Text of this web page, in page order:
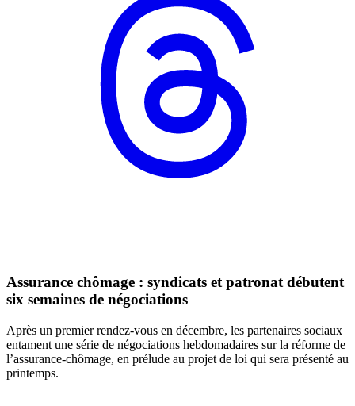
Assurance chômage : syndicats et patronat débutent
six semaines de négociations
Après un premier rendez-vous en décembre, les partenaires sociaux
entament une série de négociations hebdomadaires sur la réforme de
l’assurance-chômage, en prélude au projet de loi qui sera présenté au
printemps.